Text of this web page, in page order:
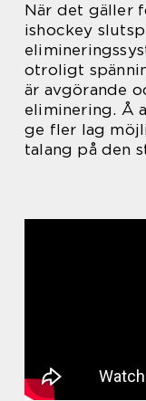
När det gäller
ishockey
otroligt
är avgörande
eliminering. Å
ge fler lag
talang på den